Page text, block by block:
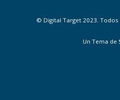
© Digital Target 2023.
Un Tema de